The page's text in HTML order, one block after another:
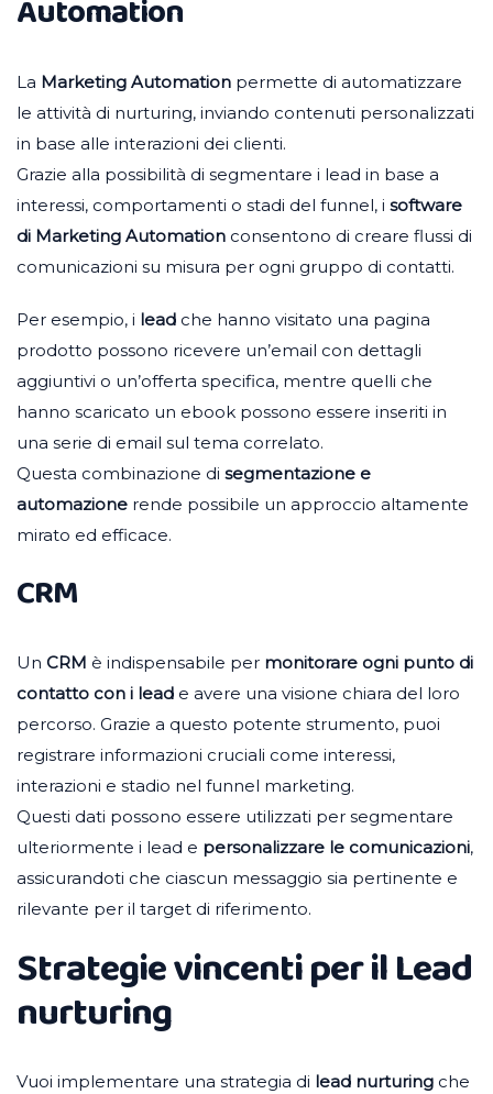
Automation
La Marketing Automation permette di automatizzare
le attività di nurturing, inviando contenuti personalizzati
in base alle interazioni dei clienti.
Grazie alla possibilità di segmentare i lead in base a
interessi, comportamenti o stadi del funnel, i software
di Marketing Automation consentono di creare flussi di
comunicazioni su misura per ogni gruppo di contatti.
Per esempio, i lead che hanno visitato una pagina
prodotto possono ricevere un’email con dettagli
aggiuntivi o un’offerta specifica, mentre quelli che
hanno scaricato un ebook possono essere inseriti in
una serie di email sul tema correlato.
Questa combinazione di segmentazione e
automazione rende possibile un approccio altamente
mirato ed efficace.
CRM
Un CRM è indispensabile per monitorare ogni punto di
contatto con i lead e avere una visione chiara del loro
percorso. Grazie a questo potente strumento, puoi
registrare informazioni cruciali come interessi,
interazioni e stadio nel funnel marketing.
Questi dati possono essere utilizzati per segmentare
ulteriormente i lead e personalizzare le comunicazioni,
assicurandoti che ciascun messaggio sia pertinente e
rilevante per il target di riferimento.
Strategie vincenti per il Lead
nurturing
Vuoi implementare una strategia di lead nurturing che